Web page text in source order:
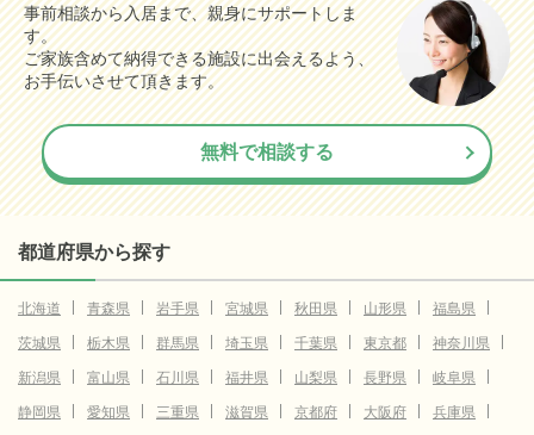
事前相談から入居まで、親身にサポートしま
す。
ご家族含めて納得できる施設に出会えるよう、
お手伝いさせて頂きます。
無料で相談する
都道府県から探す
北海道 青森県 岩手県 宮城県 秋田県 山形県
福島県
茨城県
栃木県 群馬県 埼玉県 千葉県 東京都
神奈川県
新潟県
富山県 石川県 福井県 山梨県 長野県
岐阜県
静岡県
愛知県 三重県 滋賀県 京都府 大阪府
兵庫県